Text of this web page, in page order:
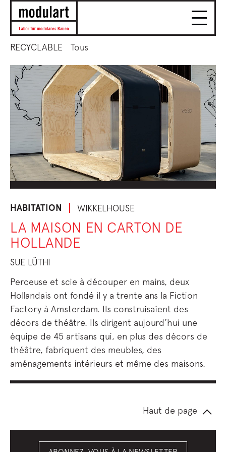
RECYCLABLE Tous
HABITATION WIKKELHOUSE
LA MAISON EN CARTON DE
HOLLANDE
SUE LÜTHI
Perceuse et scie à découper en mains, deux
Hollandais ont fondé il y a trente ans la Fiction
Factory à Amsterdam. Ils construisaient des
décors de théâtre. Ils dirigent aujourd’hui une
équipe de 45 artisans qui, en plus des décors de
théâtre, fabriquent des meubles, des
aménagements intérieurs et même des maisons.
Haut de page